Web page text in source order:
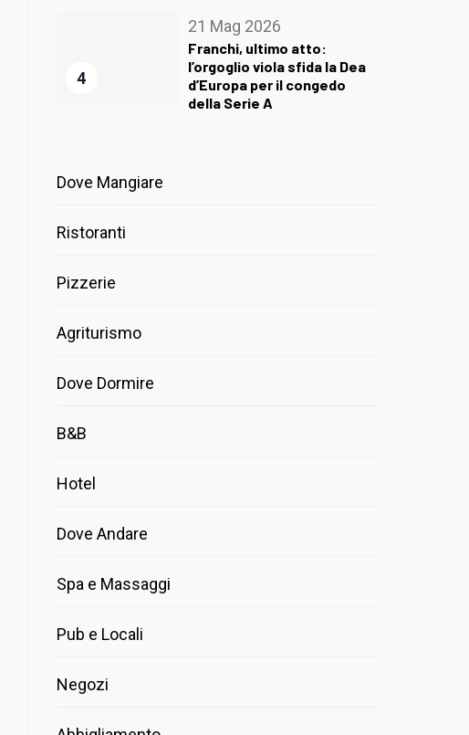
4
21 Mag 2026
Franchi, ultimo atto:
l’orgoglio viola sfida la Dea
d’Europa per il congedo
della Serie A
Dove Mangiare
Ristoranti
Pizzerie
Agriturismo
Dove Dormire
B&B
Hotel
Dove Andare
Spa e Massaggi
Pub e Locali
Negozi